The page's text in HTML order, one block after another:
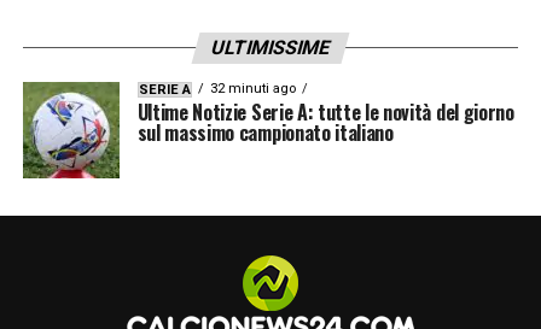
ULTIMISSIME
SERIE A 32 minuti ago
Ultime Notizie Serie A: tutte le novità del giorno
sul massimo campionato italiano